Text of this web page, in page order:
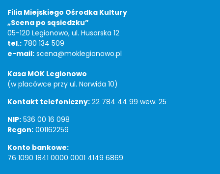
Filia Miejskiego Ośrodka Kultury
„Scena po sąsiedzku”
05-120 Legionowo, ul. Husarska 12
tel.: 780 134 509
e-mail: scena@moklegionowo.pl
Kasa MOK Legionowo
(w placówce przy ul. Norwida 10)
Kontakt telefoniczny: 22 784 44 99 wew. 25
NIP: 536 00 16 098
Regon: 001162259
Konto bankowe:
76 1090 1841 0000 0001 4149 6869